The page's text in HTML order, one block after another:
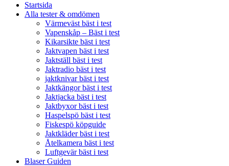
Startsida
Alla tester & omdömen
Värmeväst bäst i test
Vapenskåp – Bäst i test
Kikarsikte bäst i test
Jaktvapen bäst i test
Jaktställ bäst i test
Jaktradio bäst i test
jaktknivar bäst i test
Jaktkängor bäst i test
Jaktjacka bäst i test
Jaktbyxor bäst i test
Haspelspö bäst i test
Fiskespö köpguide
Jaktkläder bäst i test
Åtelkamera bäst i test
Luftgevär bäst i test
Blaser Guiden